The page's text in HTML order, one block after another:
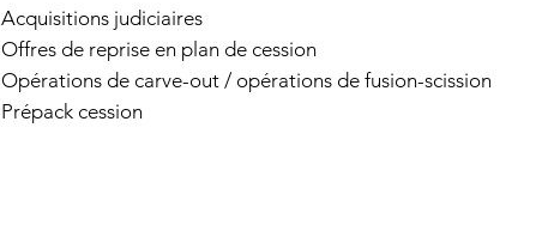
Acquisitions judiciaires
Offres de reprise en plan de cession
Opérations de carve-out / opérations de fusion-scission
Prépack cession